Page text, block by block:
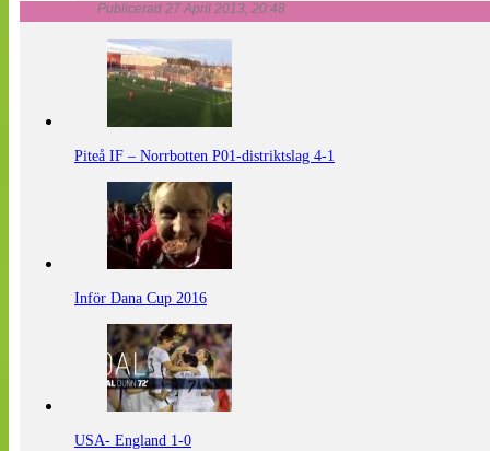
Publicerad 27 April 2013, 20:48
Piteå IF – Norrbotten P01-distriktslag 4-1
Inför Dana Cup 2016
USA- England 1-0